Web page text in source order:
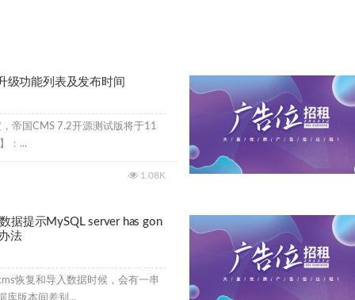
级功能列表及发布时间
帝国CMS 7.2开源测试版将于11
：...
1.08K
据提示MySQL server has gon
法
恢复和导入数据时候，会有一串